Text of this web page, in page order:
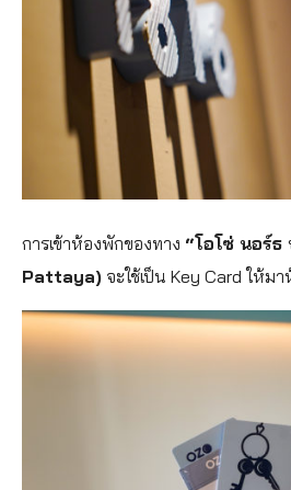
การเข้าห้องพักของทาง “โอโซ่ นอร์
Pattaya) จะใช้เป็น Key Card ให้ม